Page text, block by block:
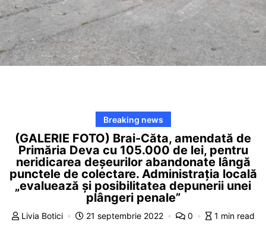
Breaking news
(GALERIE FOTO) Brai-Căta, amendată de
Primăria Deva cu 105.000 de lei, pentru
neridicarea deșeurilor abandonate lângă
punctele de colectare. Administrația locală
„evaluează și posibilitatea depunerii unei
plângeri penale”
Livia Botici 21 septembrie 2022 0 1 min read